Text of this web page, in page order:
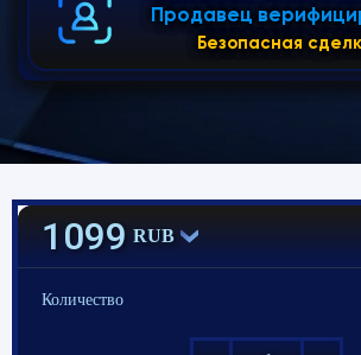
Продавец
Безопасная
1099 RUB
Количество